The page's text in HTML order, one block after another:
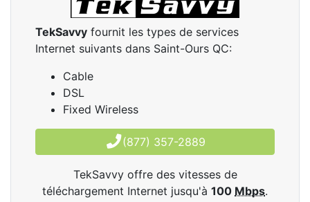
TekSavvy fournit les types de services
Internet suivants dans Saint-Ours QC:
Cable
DSL
Fixed Wireless
(877) 357-2889
TekSavvy offre des vitesses de
téléchargement Internet jusqu'à 100 Mbps.